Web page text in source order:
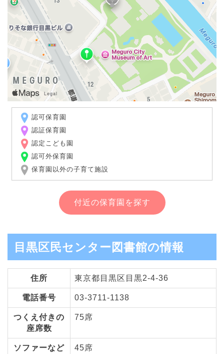
認可保育園
認証保育園
認定こども園
認可外保育園
保育園以外の子育て施設
付近の保育園を探す
目黒区民センター図書館の情報
住所 東京都目黒区目黒2-4-36
電話番号 03-3711-1138
つくえ付きの
座席数
75席
ソファーなど
45席